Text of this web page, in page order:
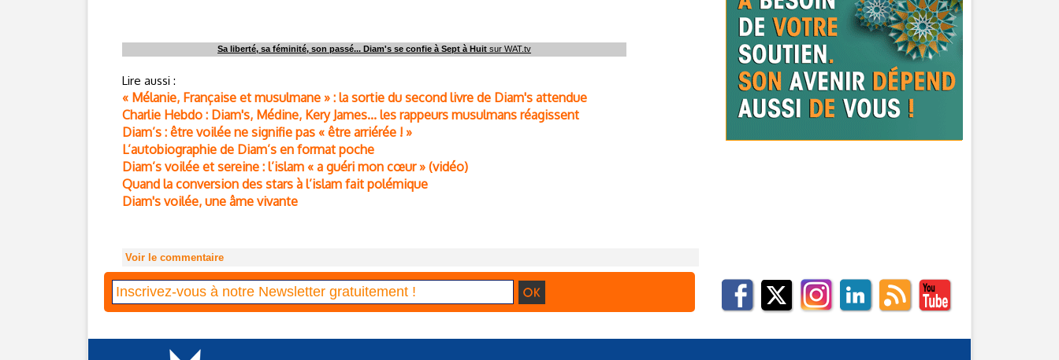
Sa liberté, sa féminité, son passé... Diam's se confie à Sept à Huit sur WAT.tv
Lire aussi :
« Mélanie, Française et musulmane » : la sortie du second livre de Diam's attendue
Charlie Hebdo : Diam's, Médine, Kery James... les rappeurs musulmans réagissent
Diam’s : être voilée ne signifie pas « être arriérée ! »
L’autobiographie de Diam’s en format poche
Diam’s voilée et sereine : l’islam « a guéri mon cœur » (vidéo)
Quand la conversion des stars à l’islam fait polémique
Diam's voilée, une âme vivante
Voir le commentaire